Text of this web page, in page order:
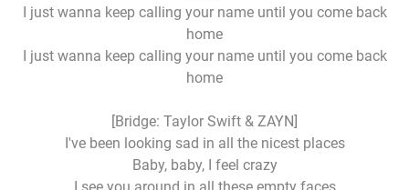
I just wanna keep calling your name until you come back
home
I just wanna keep calling your name until you come back
home
[Bridge: Taylor Swift & ZAYN]
I've been looking sad in all the nicest places
Baby, baby, I feel crazy